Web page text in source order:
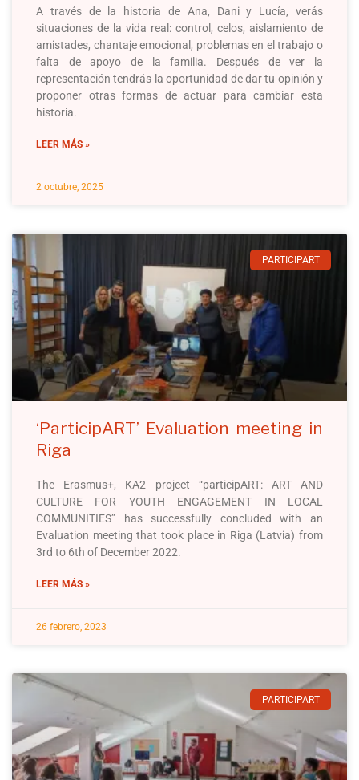
A través de la historia de Ana, Dani y Lucía, verás
situaciones de la vida real: control, celos, aislamiento de
amistades, chantaje emocional, problemas en el trabajo o
falta de apoyo de la familia. Después de ver la
representación tendrás la oportunidad de dar tu opinión y
proponer otras formas de actuar para cambiar esta
historia.
LEER MÁS »
2 octubre, 2025
PARTICIPART
‘ParticipART’ Evaluation meeting in
Riga
The Erasmus+, KA2 project “participART: ART AND
CULTURE FOR YOUTH ENGAGEMENT IN LOCAL
COMMUNITIES” has successfully concluded with an
Evaluation meeting that took place in Riga (Latvia) from
3rd to 6th of December 2022.
LEER MÁS »
26 febrero, 2023
PARTICIPART